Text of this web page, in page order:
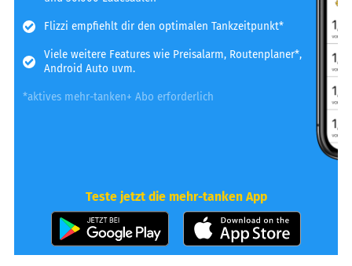
Flizzi empfiehlt dir den optimalen Tankzeitpunkt*
Viele weitere Features wie Preisalarm, Routenplaner*,
Android Auto uvm.
*aktives mehr-tanken+ Abo erforderlich
Teste jetzt die mehr-tanken App